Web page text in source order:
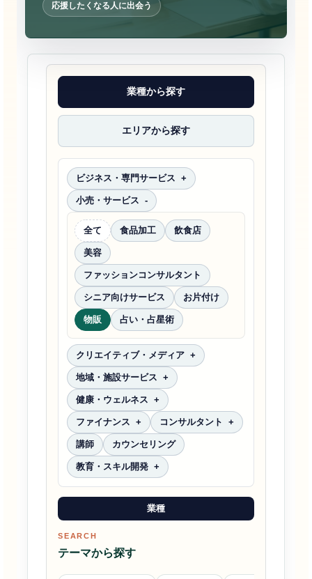
応援したくなる人に出会う
業種から探す
エリアから探す
ビジネス・専門サービス
小売・サービス
全て 食品加工 飲食店
美容
ファッションコンサルタント
シニア向けサービス お片付け
物販 占い・占星術
クリエイティブ・メディア
地域・施設サービス
健康・ウェルネス
ファイナンス コンサルタント
講師 カウンセリング
教育・スキル開発
業種
SEARCH
テーマから探す